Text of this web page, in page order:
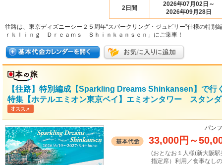
2日間
2026年07月02日～
2026年09月28日
往路は、東京ディズニーシー２５周年“スパークリング・ジュビリー”仕様の特別
ｒｋｌｉｎｇ Ｄｒｅａｍｓ Ｓｈｉｎｋａｎｓｅｎ」にご乗車！
【往路】特別編成【Sparkling Dreams Shinkansen】で行
特集【ホテルエミオン東京ベイ】エミオンタワー スタン
パン
33,000円 ～
(おとなお１人様(新大阪
指定席）利用／食事なし